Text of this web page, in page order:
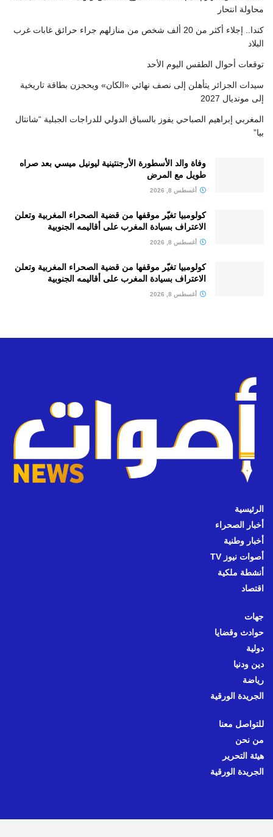
محاولة انتحار
كندا.. إجلاء أكثر من 20 ألف شخص من منازلهم جراء حرائق غابات غرب
البلاد
توقعات أحوال الطقس اليوم الأحد
سيدات الجزائر يتأهلن إلى نصف نهائي «الكان» ويحجزن بطاقة تاريخية
إلى مونديال 2027
المغربي إبراهيم الصباحي يفوز بالسباق الدولي للدراجات الجبلية “شانتال
بيا”
وفاة والد الأسطورة الأرجنتينية ليونيل ميسي بعد صراه
طويل مع المرض
أغسطس 8, 2026
كولومبيا تغيّر موقفها من قضية الصحراء المغربية وتعلن
الاعتراف بسيادة المغرب على أقاليمه الجنوبية
أغسطس 8, 2026
كولومبيا تغيّر موقفها من قضية الصحراء المغربية وتعلن
الاعتراف بسيادة المغرب على أقاليمه الجنوبية
أغسطس 8, 2026
الرئيسية
أخبار الصحراء
أخبار وطنية
أصوات نيوز TV
أنشطة ملكية
اقتصاد
جهات
حوادث وقضايا
دولية
دين ودنيا
رياضة
الجريدة الورقية
للتواصل معنا
من نحن
هيئة التحرير
الجريدة الورقية